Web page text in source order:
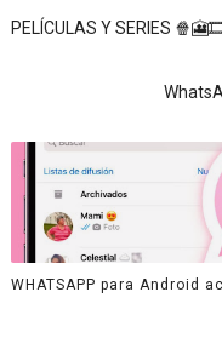
PELÍCULAS Y SERIES
WHATSAPP para Android